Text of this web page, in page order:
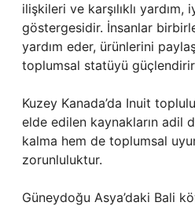
ilişkileri ve karşılıklı
göstergesidir. İnsanlar
yardım eder, ürünlerini
toplumsal statüyü
Kuzey Kanada’da Inuit
elde edilen kaynakların adil
kalma hem de toplumsal
zorunluluktur.
Güneydoğu Asya’daki Bali